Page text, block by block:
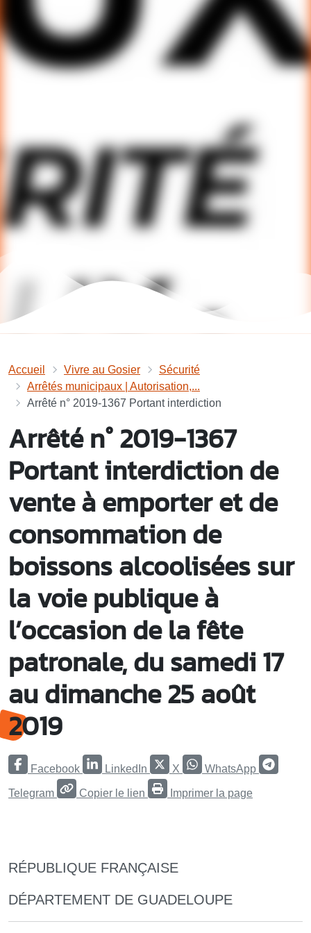
Accueil Vivre au Gosier
Sécurité
Arrêtés municipaux | Autorisation,...
Arrêté n° 2019-1367 Portant interdiction
Arrêté n° 2019-1367
Portant interdiction de
vente à emporter et de
consommation de
boissons alcoolisées sur
la voie publique à
l’occasion de la fête
patronale, du samedi 17
au dimanche 25 août
2019
Facebook LinkedIn X WhatsApp
Telegram Copier le lien Imprimer la page
RÉPUBLIQUE FRANÇAISE
DÉPARTEMENT DE GUADELOUPE